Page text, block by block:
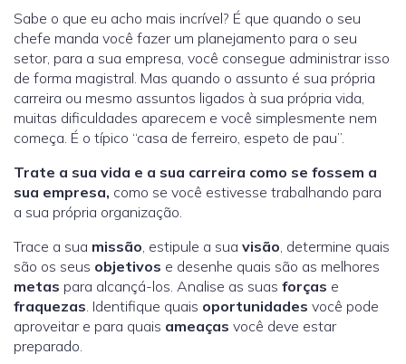
Sabe o que eu acho mais incrível? É que quando o seu
chefe manda você fazer um planejamento para o seu
setor, para a sua empresa, você consegue administrar isso
de forma magistral. Mas quando o assunto é sua própria
carreira ou mesmo assuntos ligados à sua própria vida,
muitas dificuldades aparecem e você simplesmente nem
começa. É o típico “casa de ferreiro, espeto de pau”.
Trate a sua vida e a sua carreira como se fossem a
sua empresa, como se você estivesse trabalhando para
a sua própria organização.
Trace a sua missão, estipule a sua visão, determine quais
são os seus objetivos e desenhe quais são as melhores
metas para alcançá-los. Analise as suas forças e
fraquezas. Identifique quais oportunidades você pode
aproveitar e para quais ameaças você deve estar
preparado.